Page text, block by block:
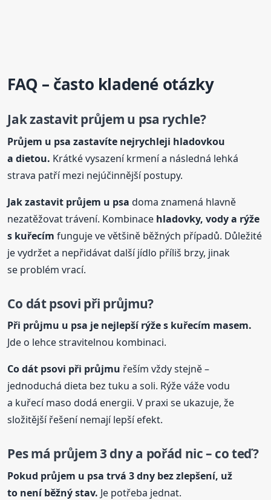
FAQ – často kladené otázky
Jak zastavit průjem u psa rychle?
Průjem u psa zastavíte nejrychleji hladovkou
a dietou. Krátké vysazení krmení a následná lehká
strava patří mezi nejúčinnější postupy.
Jak zastavit průjem u psa doma znamená hlavně
nezatěžovat trávení. Kombinace hladovky, vody a rýže
s kuřecím funguje ve většině běžných případů. Důležité
je vydržet a nepřidávat další jídlo příliš brzy, jinak
se problém vrací.
Co dát psovi při průjmu?
Při průjmu u psa je nejlepší rýže s kuřecím masem.
Jde o lehce stravitelnou kombinaci.
Co dát psovi při průjmu řeším vždy stejně –
jednoduchá dieta bez tuku a soli. Rýže váže vodu
a kuřecí maso dodá energii. V praxi se ukazuje, že
složitější řešení nemají lepší efekt.
Pes má průjem 3 dny a pořád nic – co teď?
Pokud průjem u psa trvá 3 dny bez zlepšení, už
to není běžný stav. Je potřeba jednat.